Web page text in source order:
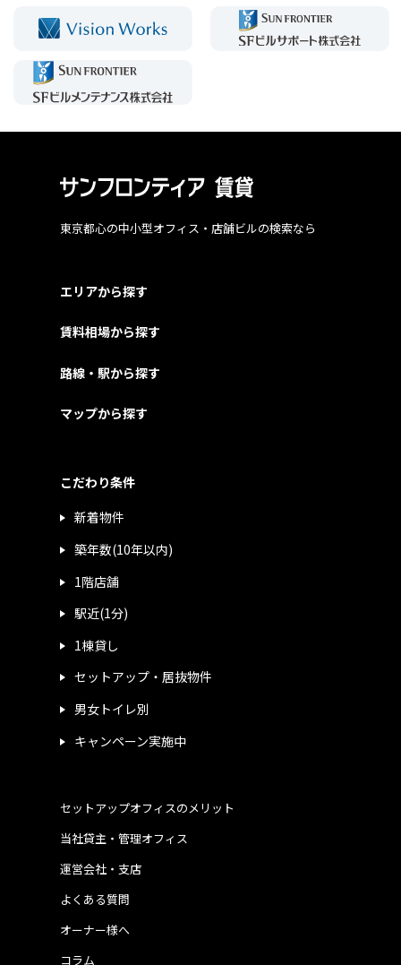
東京都心の中小型オフィス・店舗ビルの検索なら
エリアから探す
賃料相場から探す
路線・駅から探す
マップから探す
こだわり条件
新着物件
築年数(10年以内)
1階店舗
駅近(1分)
1棟貸し
セットアップ・居抜物件
男女トイレ別
キャンペーン実施中
運営会社・支店
よくある質問
当社貸主・管理オフィス
オーナー様へ
コラム
セットアップオフィスのメリット